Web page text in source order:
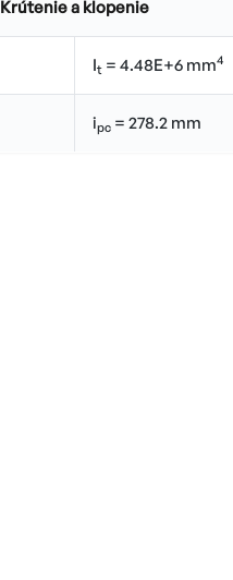
Krútenie a klopenie
It = 4.48E+6 mm4
ipc = 278.2 mm